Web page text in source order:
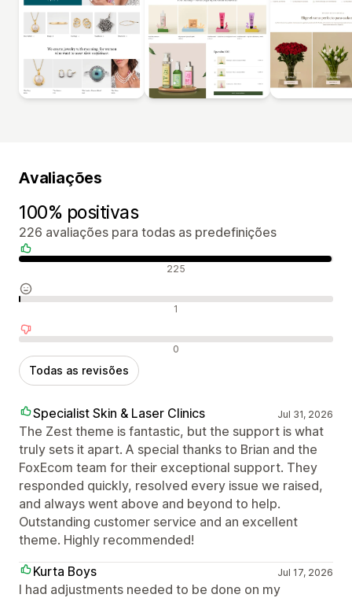
Avaliações
100% positivas
226 avaliações para todas as predefinições
Avaliações positivas 225
Avaliações neutras 1
Avaliações negativas 0
Todas as revisões
Specialist Skin & Laser Clinics Jul 31, 2026
The Zest theme is fantastic, but the support is what
truly sets it apart. A special thanks to Brian and the
FoxEcom team for their exceptional support. They
responded quickly, resolved every issue we raised,
and always went above and beyond to help.
Outstanding customer service and an excellent
theme. Highly recommended!
Kurta Boys
Jul 17, 2026
I had adjustments needed to be done on my